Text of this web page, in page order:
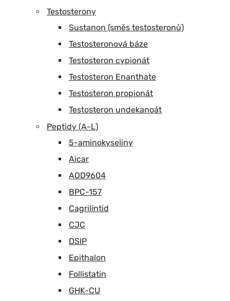
Testosterony
Sustanon (směs testosteronů)
Testosteronová báze
Testosteron cypionát
Testosteron Enanthate
Testosteron propionát
Testosteron undekanoát
Peptidy (A-L)
5-aminokyseliny
Aicar
AOD9604
BPC-157
Cagrilintid
CJC
DSIP
Epithalon
Follistatin
GHK-CU